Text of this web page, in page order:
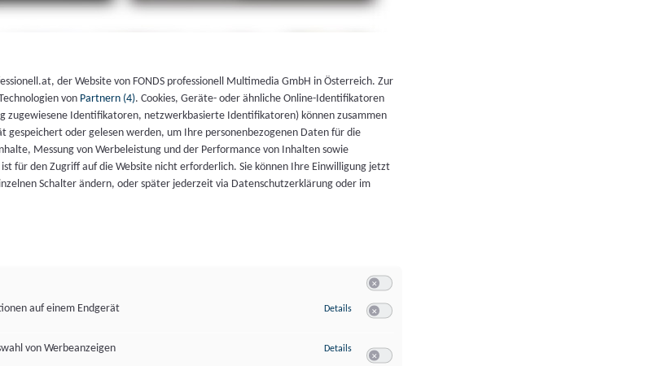
der Website von FONDS professionell Multimedia GmbH in Österreich. Zur
von Partnern (4). Cookies, Geräte- oder ähnliche Online-Identifikatoren
zugewiesene Identifikatoren, netzwerkbasierte Identifikatoren) können zusammen
oder gelesen werden, um Ihre personenbezogenen Daten für die
Messung von Werbeleistung und der Performance von Inhalten sowie
für den Zugriff auf die Website nicht erforderlich. Sie können Ihre Einwilligung jetzt
Schalter ändern, oder später jederzeit via Datenschutzerklärung oder im
auf einem Endgerät
Details zu Speichern von oder Zugriff auf Informationen auf einem Endgerät
von Werbeanzeigen
Details zu Verwendung reduzierter Daten zur Auswahl von Werbeanzeigen